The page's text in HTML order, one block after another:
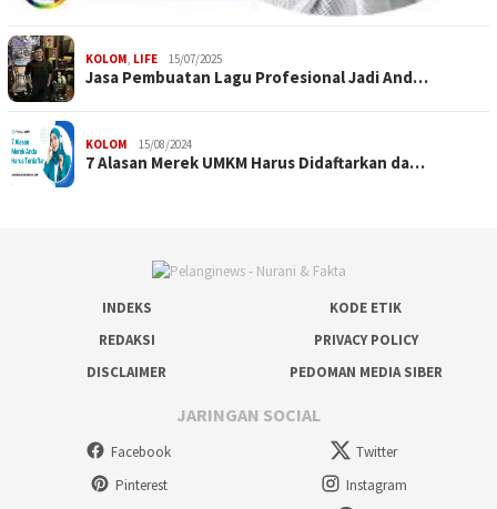
KOLOM LIFE 15/07/2025
Jasa Pembuatan Lagu Profesional Jadi And…
KOLOM 15/08/2024
7 Alasan Merek UMKM Harus Didaftarkan da…
INDEKS
KODE ETIK
REDAKSI
PRIVACY POLICY
DISCLAIMER
PEDOMAN MEDIA SIBER
JARINGAN SOCIAL
Facebook
Twitter
Pinterest
Instagram